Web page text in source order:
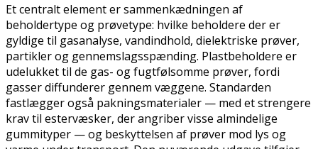
Et centralt element er sammenkædningen af
beholdertype og prøvetype: hvilke beholdere der er
gyldige til gasanalyse, vandindhold, dielektriske prøver,
partikler og gennemslagsspænding. Plastbeholdere er
udelukket til de gas- og fugtfølsomme prøver, fordi
gasser diffunderer gennem væggene. Standarden
fastlægger også pakningsmaterialer — med et strengere
krav til estervæsker, der angriber visse almindelige
gummityper — og beskyttelsen af prøver mod lys og